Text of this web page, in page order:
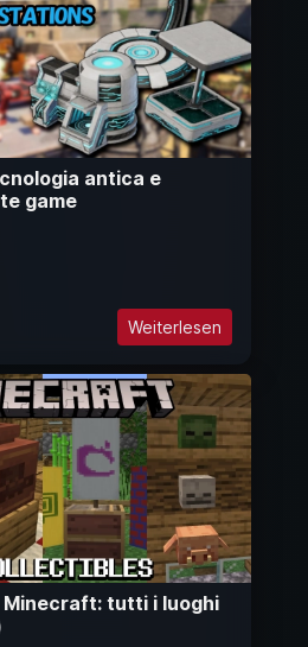
antica e
game
Weiterlesen
Minecraft: tutti i luoghi